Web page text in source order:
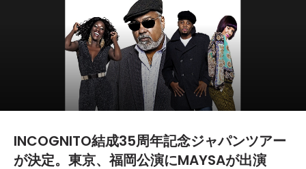
INCOGNITO結成35周年記念ジャパンツアー
が決定。東京、福岡公演にMAYSAが出演